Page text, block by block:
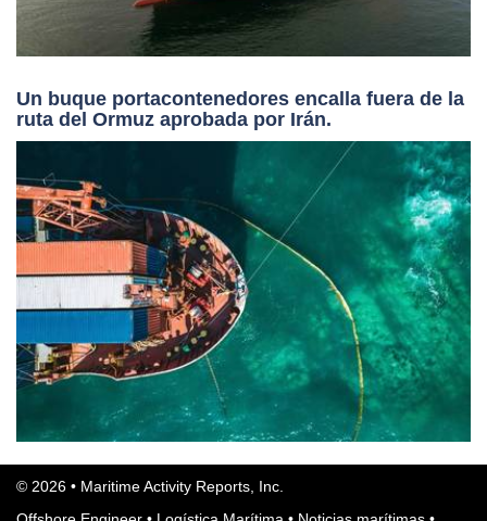
Un buque portacontenedores encalla fuera de la
ruta del Ormuz aprobada por Irán.
© 2026 • Maritime Activity Reports, Inc.